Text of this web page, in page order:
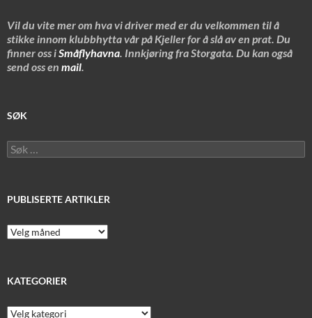
Vil du vite mer om hva vi driver med er du velkommen til å
stikke innom klubbhytta vår på Kjeller for å slå av en prat. Du
finner oss iSmåflyhavna. Innkjøring fra Storgata. Du kan også
send oss en mail.
SØK
Søk
etter:
PUBLISERTE ARTIKLER
Publiserte
artikler
KATEGORIER
Kategorier